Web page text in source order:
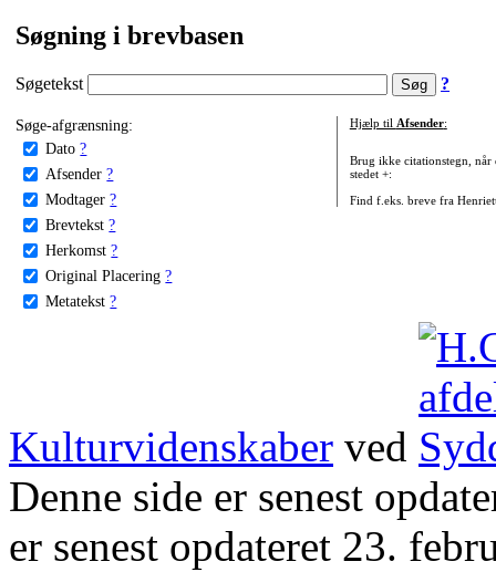
Søgning i brevbasen
Søgetekst ?
Søge-afgrænsning:
Dato ?
Afsender ?
Modtager ?
Brevtekst ?
Herkomst ?
Original Placering ?
Metatekst ?
Hjælp til Afsender:
Brug ikke citationstegn, når
stedet +:
Find f.eks. breve fra
Kulturvidenskaber ved
Denne side er senest
er senest opdateret 23.